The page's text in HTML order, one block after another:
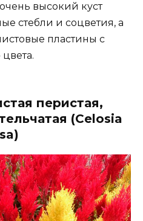
высокий куст
стебли и соцветия, а
пластины с
перистая,
(Celosia